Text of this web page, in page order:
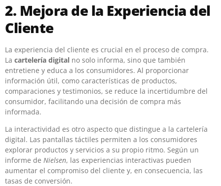
2. Mejora de la Experiencia del
Cliente
La experiencia del cliente es crucial en el proceso de compra.
La cartelería digital no solo informa, sino que también
entretiene y educa a los consumidores. Al proporcionar
información útil, como características de productos,
comparaciones y testimonios, se reduce la incertidumbre del
consumidor, facilitando una decisión de compra más
informada.
La interactividad es otro aspecto que distingue a la cartelería
digital. Las pantallas táctiles permiten a los consumidores
explorar productos y servicios a su propio ritmo. Según un
informe de Nielsen, las experiencias interactivas pueden
aumentar el compromiso del cliente y, en consecuencia, las
tasas de conversión.